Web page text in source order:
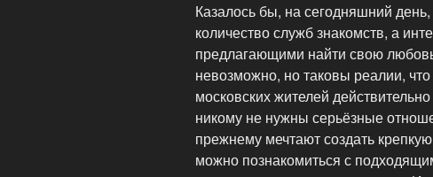
Казалось бы, на сегодняшний
количество служб знакомств, а
предлагающими найти свою
невозможно, но таковы реалии,
московских жителей
никому не нужны серьёзные
прежнему мечтают создать
можно познакомиться с